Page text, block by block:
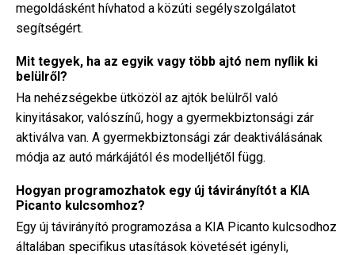
megoldásként hívhatod a közúti segélyszolgálatot
segítségért.
Mit tegyek, ha az egyik vagy több ajtó nem nyílik ki
belülről?
Ha nehézségekbe ütközöl az ajtók belülről való
kinyitásakor, valószínű, hogy a gyermekbiztonsági zár
aktiválva van. A gyermekbiztonsági zár deaktiválásának
módja az autó márkájától és modelljétől függ.
Hogyan programozhatok egy új távirányítót a KIA
Picanto kulcsomhoz?
Egy új távirányító programozása a KIA Picanto kulcsodhoz
általában specifikus utasítások követését igényli,